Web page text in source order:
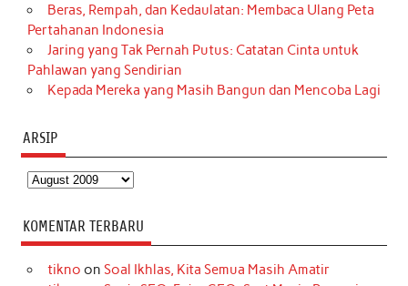
Beras, Rempah, dan Kedaulatan: Membaca Ulang Peta
Pertahanan Indonesia
Jaring yang Tak Pernah Putus: Catatan Cinta untuk
Pahlawan yang Sendirian
Kepada Mereka yang Masih Bangun dan Mencoba Lagi
ARSIP
Arsip
KOMENTAR TERBARU
tikno on Soal Ikhlas, Kita Semua Masih Amatir